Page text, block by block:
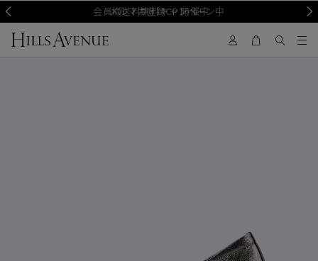
メルマガ登録CP 開催中
会員様送料無料キャンペーン中